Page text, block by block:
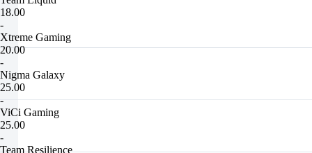
18.00
-
Xtreme Gaming
20.00
-
Nigma Galaxy
25.00
-
ViCi Gaming
25.00
-
Team Resilience